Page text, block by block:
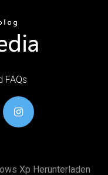
FAQs
Xp Herunterladen